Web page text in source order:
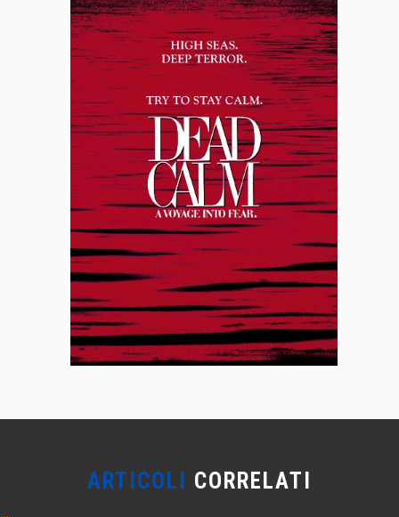
ARTICOLI CORRELATI